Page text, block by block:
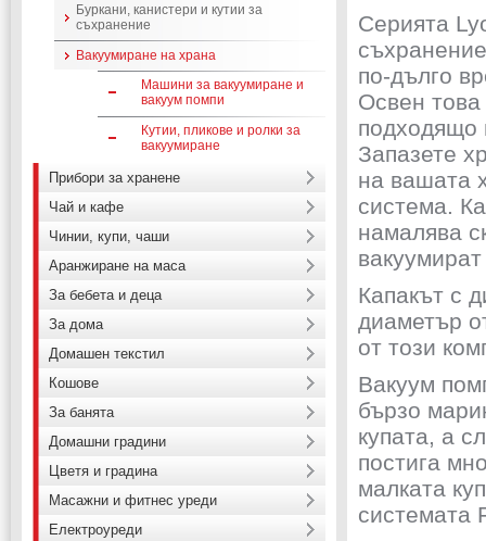
Серията
по-дълго
Освен това
подходящо
Запазете
на вашата
система.
намалява
Капакът с
диаметър
от този
Вакуум
бързо
купата, а
постига
малката
системата
Буркани, канистери и кутии за
съхранение
Вакуумиране на храна
Машини за вакуумиране и
вакуум помпи
Кутии, пликове и ролки за
вакуумиране
Прибори за хранене
Чай и кафе
Чинии, купи, чаши
Аранжиране на маса
За бебета и деца
За дома
Домашен текстил
Кошове
За банята
Домашни градини
Цветя и градина
Масажни и фитнес уреди
Електроуреди